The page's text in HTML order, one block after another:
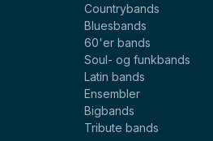
Countrybands
Bluesbands
60'er bands
Soul- og funkbands
Latin bands
Ensembler
Bigbands
Tribute bands